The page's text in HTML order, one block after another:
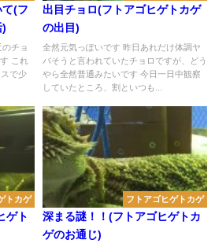
(フ
)
チョ
これ
で少
出目チョロ(フトアゴヒゲトカゲ
の出目)
全然元気っぽいです 昨日あれだけ体調ヤ
バそうと言われていたチョロですが、どう
やら全然普通みたいです 今日一日中観察
していたところ、割といつも...
トカゲ
ゲト
フトアゴヒゲトカゲ
深まる謎！！(フトアゴヒゲトカ
ゲのお通じ)